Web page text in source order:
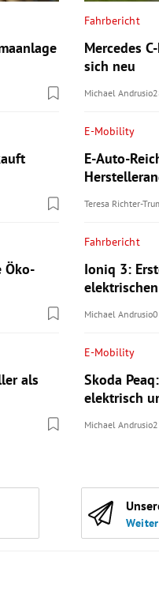
Öko-
als
Fahrbericht
Mercedes
sich neu
Michael Andrusio
E-Mobility
E-Auto-
Teresa Richter-
Fahrbericht
Ioniq 3:
Michael Andrusio
E-Mobility
Skoda
elektrisch
Michael Andrusio
Weiter